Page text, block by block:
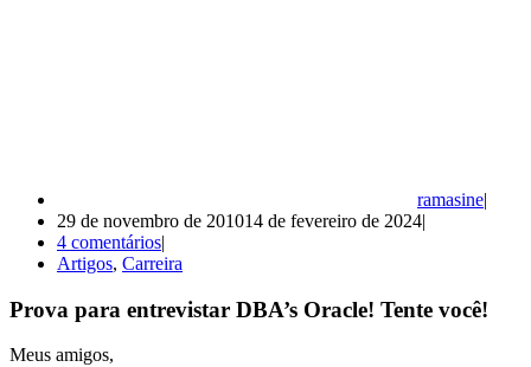
ramasine
29 de novembro de 201014 de fevereiro de 2024
4 comentários
Artigos, Carreira
Prova para entrevistar DBA’s Oracle! Tente você!
Meus amigos,